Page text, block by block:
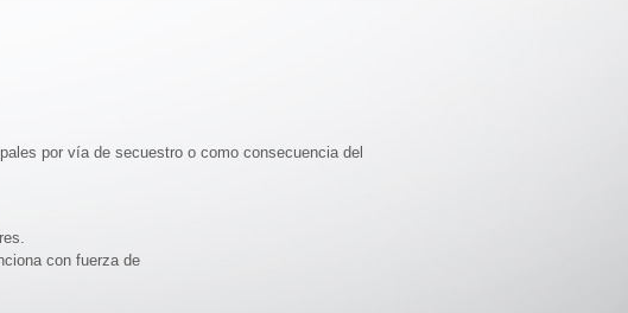
por vía de secuestro o como consecuencia del
con fuerza de